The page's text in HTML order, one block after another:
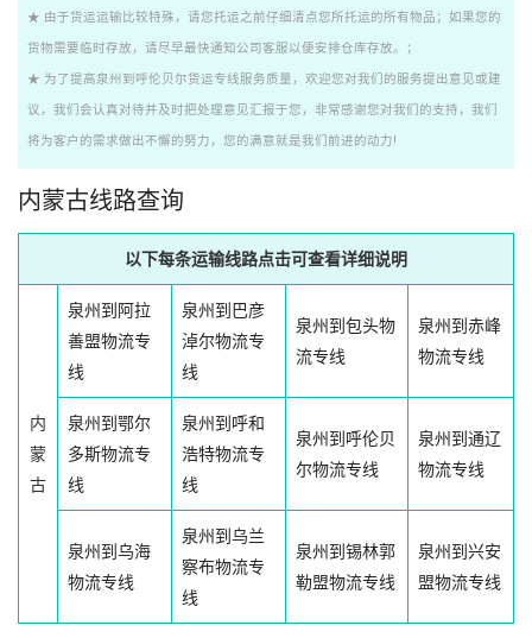
★ 由于货运运输比较特殊，请您托运之前仔细清点您所托运的所有物品；如果您的
货物需要临时存放，请尽早最快通知公司客服以便安排仓库存放。；
★ 为了提高泉州到呼伦贝尔货运专线服务质量，欢迎您对我们的服务提出意见或建
议，我们会认真对待并及时把处理意见汇报于您，非常感谢您对我们的支持，我们
将为客户的需求做出不懈的努力，您的满意就是我们前进的动力!
内蒙古线路查询
以下每条运输线路点击可查看详细说明
内
蒙
古
泉州到阿拉
善盟物流专
线
泉州到巴彦
淖尔物流专
线
泉州到包头物
流专线
泉州到赤峰
物流专线
泉州到鄂尔
多斯物流专
线
泉州到呼和
浩特物流专
线
泉州到呼伦贝
尔物流专线
泉州到通辽
物流专线
泉州到乌海
物流专线
泉州到乌兰
察布物流专
线
泉州到锡林郭
勒盟物流专线
泉州到兴安
盟物流专线